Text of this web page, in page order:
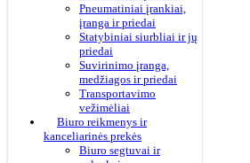
Pneumatiniai įrankiai,
įranga ir priedai
Statybiniai siurbliai ir jų
priedai
Suvirinimo įranga,
medžiagos ir priedai
Transportavimo
vežimėliai
Biuro reikmenys ir
kanceliarinės prekės
Biuro segtuvai ir